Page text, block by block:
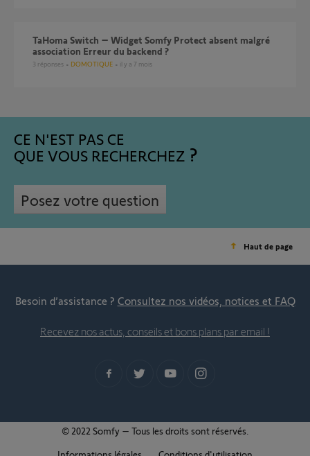
TaHoma Switch – Widget Somfy Protect absent malgré
association Erreur du backend ?
3 réponses DOMOTIQUE il y a 7 mois
CE N'EST PAS CE
QUE VOUS RECHERCHEZ
Posez votre question
Haut de page
Besoin d’assistance ? Consultez nos vidéos, notices et FAQ
Recevez nos actus, conseils et bons plans par email !
© 2022 Somfy – Tous les droits sont réservés.